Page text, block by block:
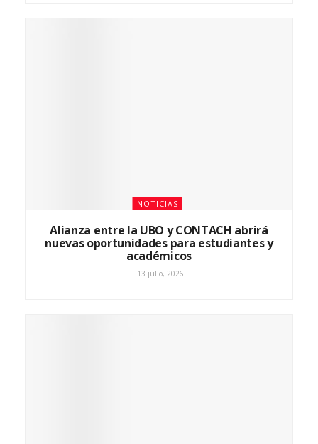
NOTICIAS
Alianza entre la UBO y CONTACH abrirá
nuevas oportunidades para estudiantes y
académicos
13 julio, 2026